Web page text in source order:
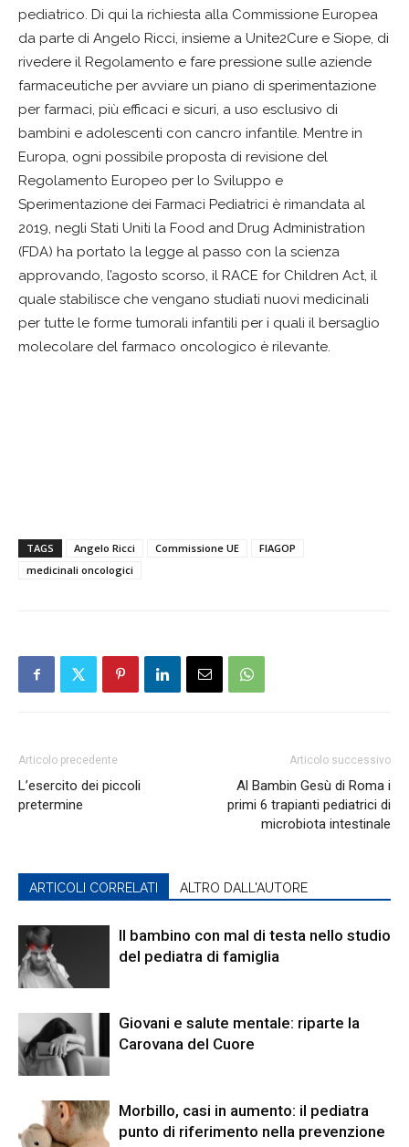
pediatrico. Di qui la richiesta alla Commissione Europea
da parte di Angelo Ricci, insieme a Unite2Cure e Siope, di
rivedere il Regolamento e fare pressione sulle aziende
farmaceutiche per avviare un piano di sperimentazione
per farmaci, più efficaci e sicuri, a uso esclusivo di
bambini e adolescenti con cancro infantile. Mentre in
Europa, ogni possibile proposta di revisione del
Regolamento Europeo per lo Sviluppo e
Sperimentazione dei Farmaci Pediatrici è rimandata al
2019, negli Stati Uniti la Food and Drug Administration
(FDA) ha portato la legge al passo con la scienza
approvando, l’agosto scorso, il RACE for Children Act, il
quale stabilisce che vengano studiati nuovi medicinali
per tutte le forme tumorali infantili per i quali il bersaglio
molecolare del farmaco oncologico è rilevante.
TAGS Angelo Ricci Commissione UE
FIAGOP
medicinali oncologici
Articolo precedente
L’esercito dei piccoli
pretermine
Articolo successivo
Al Bambin Gesù di Roma i
primi 6 trapianti pediatrici di
microbiota intestinale
ARTICOLI CORRELATI ALTRO DALL'AUTORE
Il bambino con mal di testa nello studio
del pediatra di famiglia
Giovani e salute mentale: riparte la
Carovana del Cuore
Morbillo, casi in aumento: il pediatra
punto di riferimento nella prevenzione